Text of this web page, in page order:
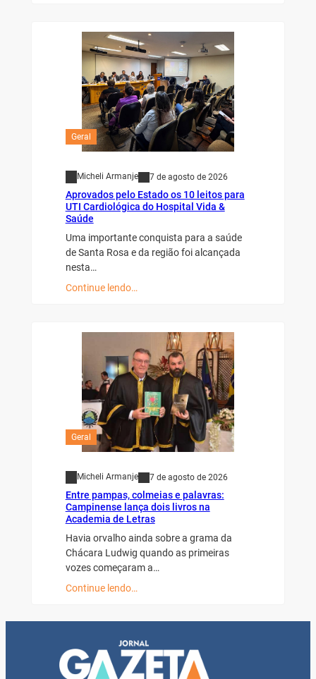
Geral
Micheli Armanje 7 de agosto de 2026
Aprovados pelo Estado os 10 leitos para
UTI Cardiológica do Hospital Vida &
Saúde
Uma importante conquista para a saúde
de Santa Rosa e da região foi alcançada
nesta…
Continue lendo…
Geral
Micheli Armanje 7 de agosto de 2026
Entre pampas, colmeias e palavras:
Campinense lança dois livros na
Academia de Letras
Havia orvalho ainda sobre a grama da
Chácara Ludwig quando as primeiras
vozes começaram a…
Continue lendo…